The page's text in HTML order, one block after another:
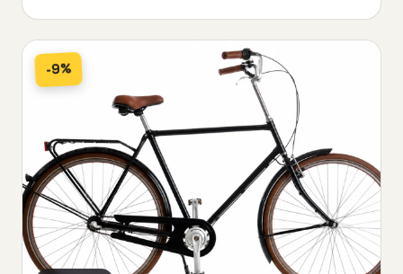
-9%